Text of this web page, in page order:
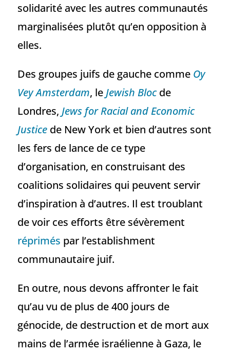
solidarité avec les autres communautés
marginalisées plutôt qu’en opposition à
elles.
Des groupes juifs de gauche comme Oy
Vey Amsterdam, le Jewish Blocde
Londres, Jews for Racial and Economic
Justice de New York et bien d’autres sont
les fers de lance de ce type
d’organisation, en construisant des
coalitions solidaires qui peuvent servir
d’inspiration à d’autres. Il est troublant
de voir ces efforts être sévèrement
réprimés par l’establishment
communautaire juif.
En outre, nous devons affronter le fait
qu’au vu de plus de 400 jours de
génocide, de destruction et de mort aux
mains de l’armée israélienne à Gaza, le